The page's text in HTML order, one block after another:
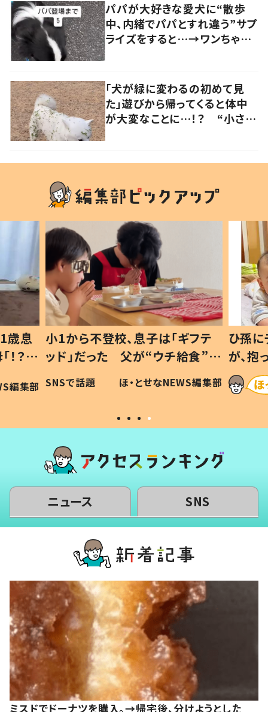
パパが大好きな愛犬に“散歩
中、内緒でパパとすれ違う”サプ
ライズをすると…→ワンちゃん
「犬が緑に変わるの初めて見
た」遊びから帰ってくると体中
が大変なことに…！？ “小さい
歳息
？」
編集部
小1から不登校、息子は「ギフテ
ッド」だった 父が“ウチ給食”を
作り続ける理由とは #令和の親
#令和の子
SNSで話題 ほ・とせなNEWS編集部
ひ孫
が、
「涙が
い」
ニュース SNS
ミスドでドーナツを購入。→帰宅後、分けようとした